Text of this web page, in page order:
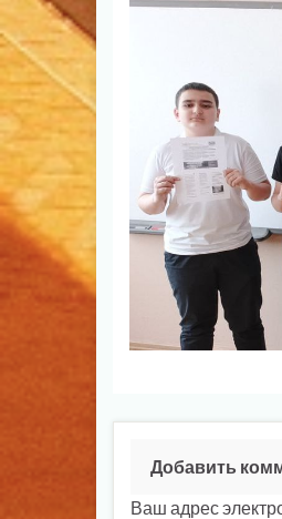
Добавить
Ваш адрес